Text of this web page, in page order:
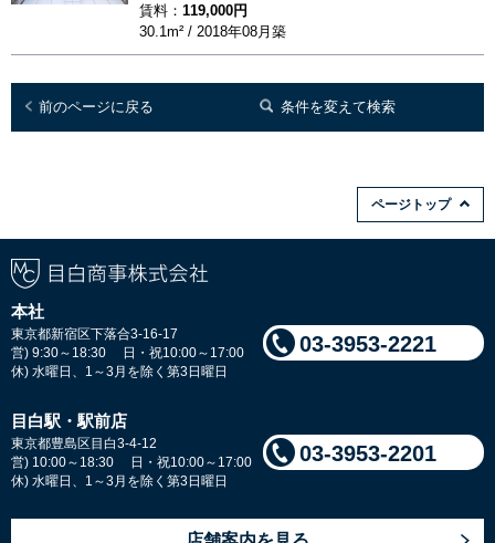
賃料： 119,000円
30.1m² / 2018年08月築
前のページに戻る 条件を変えて検索
ページトップ
本社
東京都新宿区下落合3-16-17
営) 9:30～18:30 日・祝10:00～17:00
休) 水曜日、1～3月を除く第3日曜日
03-3953-2221
目白駅・駅前店
東京都豊島区目白3-4-12
営) 10:00～18:30 日・祝10:00～17:00
休) 水曜日、1～3月を除く第3日曜日
03-3953-2201